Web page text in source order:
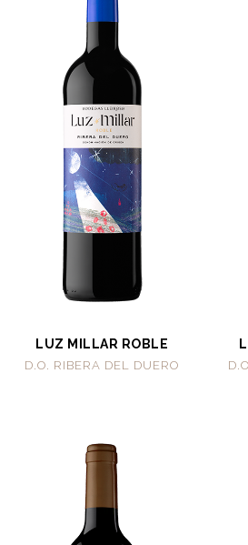
LUZ MILLAR ROBLE
D.O. RIBERA DEL DUERO